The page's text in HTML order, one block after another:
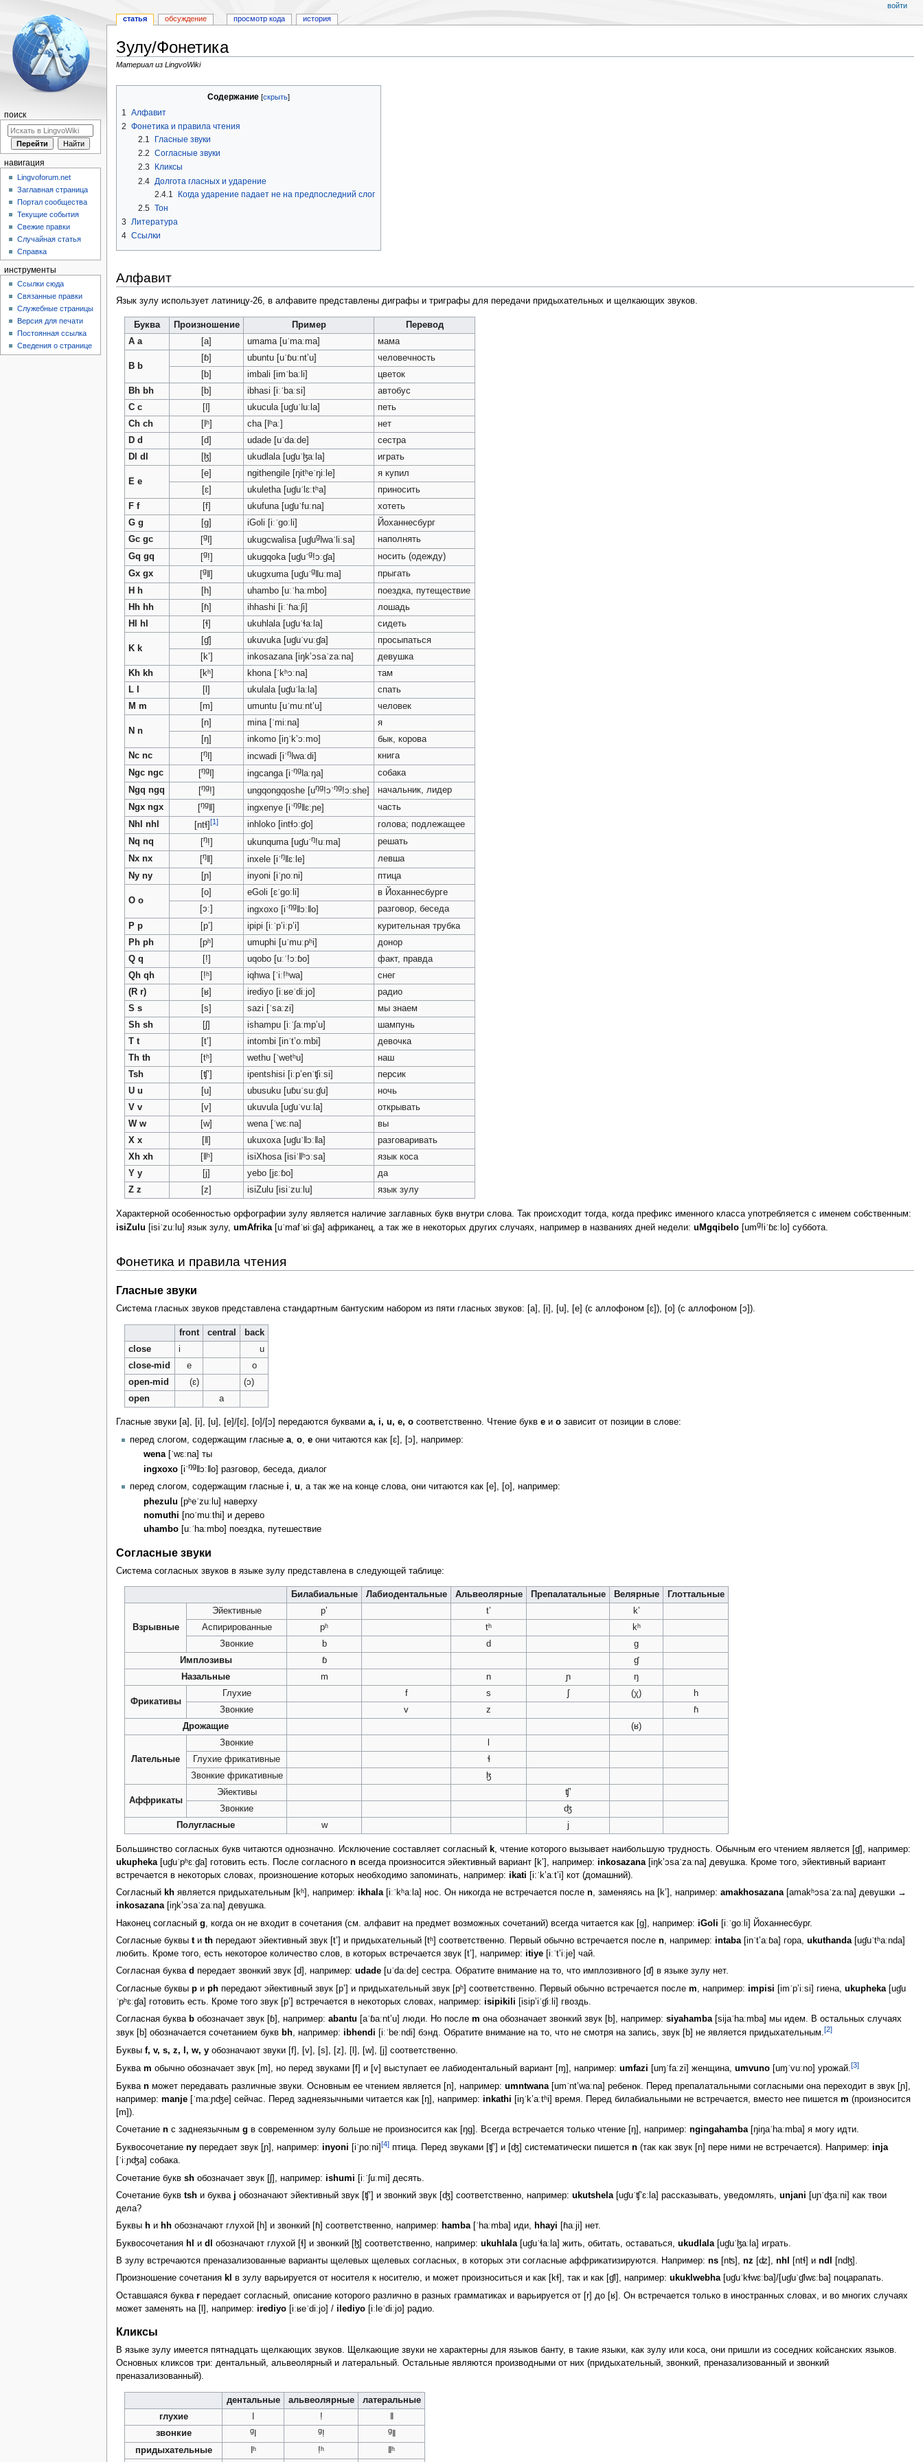
Зулу/Фонетика
Материал из LingvoWiki
Перейти
навигации
Перейти
поиску
Содержание
1 Алфавит
2 Фонетика и правила чтения
2.1
Гласные звуки
2.2 Согласные звуки
2.3
Кликсы
2.4 Долгота гласных и ударение
2.4.1
Когда ударение падает не на предпоследний слог
2.5 Тон
3 Литература
4 Ссылки
Алфавит
Язык зулу использует латиницу-26, в алфавите представлены диграфы и триграфы для передачи придыхательных и щелкающих звуков.
Буква Произношение Пример
Перевод
A a
[a] umama [uˈmaːma] мама
B b
[ɓ] ubuntu [uˈɓuːntʼu]
человечность
[b]
imbali [imˈbaːli]
цветок
Bh bh
[b] ibhasi [iːˈbaːsi]
автобус
C c
ukucula [uɠuˈǀuːla]
петь
Ch ch
[ǀʰ] cha [ǀʰaː]
нет
D d
[d] udade [uˈdaːde]
сестра
Dl dl
[ɮ] ukudlala [uɠuˈɮaːla] играть
E e
[e] ngithengile [ŋitʰeˈŋiːle]
я купил
[ɛ]
ukuletha [uɠuˈlɛːtʰa]
приносить
F f
[f] ukufuna [uɠuˈfuːna]
хотеть
G g
[g] iGoli [iːˈgoːli]
Йоханнесбург
Gc gc
[g ukugcwalisa [uɠug ǀwaˈliːsa]
наполнять
Gq gq
g!] ukugqoka [uɠuˈg!ɔːɠa]
носить (одежду)
Gx gx
[g ukugxuma [uɠuˈg ǁuːma]
прыгать
H h
[h] uhambo [uːˈhaːmbo]
поездка, путеществие
Hh hh
[ɦ] ihhashi [iːˈɦaːʃi]
лошадь
Hl hl
[ɬ] ukuhlala [uɠuˈɬaːla] сидеть
K k
[ɠ] ukuvuka [uɠuˈvuːɠa]
просыпаться
[kʼ]
inkosazana [iŋkʼɔsaˈzaːna]
девушка
Kh kh
[kʰ] khona [ˈkʰɔːna]
там
L l
ukulala [uɠuˈlaːla]
спать
M m
[m] umuntu [uˈmuːntʼu] человек
N n
[n] mina [ˈmiːna]
я
[ŋ]
inkomo [iŋˈkʼɔːmo]
бык, корова
Nc nc
[ŋ incwadi [iˈŋ ǀwaːdi]
книга
Ngc ngc
[ŋg ingcanga [iˈŋg ǀaːŋa]
собака
Ngq ngq
ŋg!] ungqongqoshe [uŋg!ɔˈŋg!ɔːshe]
начальник, лидер
Ngx ngx
[ŋg ingxenye [iˈŋg ǁɛːɲe]
часть
Nhl nhl
[ntɬ][1] inhloko [intɬɔːɠo]
голова; подлежащее
Nq nq
ŋ!] ukunquma [uɠuˈŋ!uːma]
решать
Nx nx
[ŋ inxele [iˈŋ ǁɛːle]
левша
Ny ny
[ɲ] inyoni [iˈɲoːni] птица
O o
[o] eGoli [ɛˈgoːli]
в Йоханнесбурге
[ɔː]
ingxoxo [iˈŋg ǁɔːǁo]
разговор, беседа
P p
[pʼ] ipipi [iːˈpʼiːpʼi]
курительная трубка
Ph ph
[pʰ] umuphi [uˈmuːpʰi]
донор
Q q
[!] uqobo [uːˈ!ɔːɓo]
факт, правда
Qh qh
[!ʰ] iqhwa [ˈiː!ʰwa]
снег
(R r)
[ʁ] irediyo [iːʁeˈdiːjo]
радио
S s
[s] sazi [ˈsaːzi]
мы знаем
Sh sh
[ʃ] ishampu [iːˈʃaːmpʼu]
шампунь
T t
[tʼ] intombi [inˈtʼoːmbi]
девочка
Th th
[tʰ] wethu [ˈwetʰu]
наш
Tsh
[ʧʼ] ipentshisi [iːpʼenˈʧiːsi]
персик
U u
[u] ubusuku [uɓuˈsuːɠu]
ночь
V v
[v] ukuvula [uɠuˈvuːla]
открывать
W w
[w] wena [ˈwɛːna]
вы
X x
ukuxoxa [uɠuˈǁɔːǁa]
разговаривать
Xh xh
[ǁʰ] isiXhosa [isiˈǁʰɔːsa]
язык коса
Y y
[j] yebo [jɛːɓo]
да
Z z
[z] isiZulu [isiˈzuːlu] язык зулу
Характерной особенностью орфографии зулу является наличие заглавных букв внутри слова. Так происходит тогда, когда префикс именного класса употребляется с именем собственным:
isiZulu [isiˈzuːlu] язык зулу, umAfrika[uˈmafˈʁiːɠa] африканец, а так же в некоторых других случаях, например в названиях дней недели: uMgqibelo[umg!iˈɓɛːlo] суббота.
Фонетика и правила чтения
Гласные звуки
Система гласных звуков представлена стандартным бантуским набором из пяти гласных звуков: [a], [i], [u], [e] (с аллофоном [ɛ]), [o] (с аллофоном [ɔ]).
front central
back
close
i
u
close-mid
e
o
open-mid
(ɛ)
(ɔ)
open
a
Гласные звуки [a], [i], [u], [e]/[ɛ], [o]/[ɔ] передаются буквами a, i, u, e, oсоответственно. Чтение букв eи oзависит от позиции в слове:
перед слогом, содержащим гласные a, o, eони читаются как [ɛ], [ɔ], например:
wena[ˈwɛːna] ты
ingxoxo [iˈŋg ǁɔːǁo] разговор, беседа, диалог
перед слогом, содержащим гласные i, u, а так же на конце слова, они читаются как [e], [o], например:
phezulu [pʰeˈzuːlu] наверху
nomuthi [noˈmuːthi] и дерево
uhambo [uːˈhaːmbo] поездка, путешествие
Согласные звуки
Система согласных звуков в языке зулу представлена в следующей таблице:
Билабиальные Лабиодентальные Альвеолярные Препалатальные Велярные Глоттальные
Взрывные
Эйективные pʼ tʼ
kʼ
Аспирированные
pʰ tʰ
kʰ
Звонкие
b d
g
Имплозивы
ɓ
ɠ
Назальные
m n ɲ ŋ
Фрикативы
Глухие f s ʃ (χ)
h
Звонкие
v z
ɦ
Дрожащие
(ʁ)
Лательные
Звонкие
Глухие фрикативные
ɬ
Звонкие фрикативные
ɮ
Аффрикаты
Эйективы
ʧʼ
Звонкие
ʤ
Полугласные
w j
Большинство согласных букв читаются однозначно. Исключение составляет согласный k, чтение которого вызывает наибольшую трудность. Обычным его чтением является [ɠ], например:
ukupheka[uɠuˈpʰɛːɠa] готовить есть. После согласного nвсегда произносится эйективный вариант [kʼ], например: inkosazana[iŋkʼɔsaˈzaːna] девушка. Кроме того, эйективный вариант
встречается в некоторых словах, произношение которых необходимо запоминать, например: ikati [i:ˈkʼaːtʼi] кот (домашний).
Согласный khявляется придыхательным [kʰ], например: ikhala[iːˈkʰaːla] нос. Он никогда не встречается после n, заменяясь на [kʼ], например: amakhosazana[amakʰɔsaˈzaːna] девушки →
inkosazana[iŋkʼɔsaˈzaːna] девушка.
Наконец согласный g , когда он не входит в сочетания (см. алфавит на предмет возможных сочетаний) всегда читается как [g], например: iGoli [iːˈgoːli] Йоханнесбург.
Согласные буквы tи thпередают эйективный звук [tʼ] и придыхательный [tʰ] соответственно. Первый обычно встречается после n, например: intaba[inˈtʼaːɓa] гора, ukuthanda[uɠuˈtʰaːnda]
любить. Кроме того, есть некоторое количество слов, в которых встречается звук [tʼ], например: itiye[iːˈtʼiːje] чай.
Согласная буква d передает звонкий звук [d], например: udade[uˈdaːde] сестра. Обратите внимание на то, что имплозивного [ɗ] в языке зулу нет.
Согласные буквы pи phпередают эйективный звук [pʼ] и придыхательный звук [pʰ] соответственно. Первый обычно встречается после m , например: impisi [imˈpʼiːsi] гиена, ukupheka[uɠu
ˈpʰɛːɠa] готовить есть. Кроме того звук [pʼ] встречается в некоторых словах, например: isipikili [isipʼiˈɠiːli] гвоздь.
Согласная буква bобозначает звук [ɓ], например: abantu [aˈɓaːntʼu] люди. Но после m она обозначает звонкий звук [b], например: siyahamba[sijaˈhaːmba] мы идем. В остальных случаях
звук [b] обозначается сочетанием букв bh, например: ibhendi [iːˈbeːndi] бэнд. Обратите внимание на то, что не смотря на запись, звук [b] не является придыхательным.[2]
Буквы f, v, s, z, l, w, yобозначают звуки [f], [v], [s], [z], [l], [w], [j] соответственно.
Буква m обычно обозначает звук [m], но перед звуками [f] и [v] выступает ее лабиодентальный вариант [ɱ], например: umfazi [uɱˈfaːzi] женщина, umvuno[uɱˈvuːno] урожай.[3]
Буква nможет передавать различные звуки. Основным ее чтением является [n], например: umntwana[umˈntʼwaːna] ребенок. Перед препалатальными согласными она переходит в звук [ɲ],
например: manje[ˈmaːɲʤe] сейчас. Перед заднеязычными читается как [ŋ], например: inkathi [iŋˈkʼaːtʰi] время. Перед билабиальными не встречается, вместо нее пишется m (произносится
[m]).
Сочетание nс заднеязычным g в современном зулу больше не произносится как [ŋg]. Всегда встречается только чтение [ŋ], например: ngingahamba[ŋiŋaˈhaːmba] я могу идти.
Буквосочетание nyпередает звук [ɲ], например: inyoni [iˈɲoːni] [4]птица. Перед звуками [ʧʼ] и [ʤ] систематически пишется n(так как звук [n] пере ними не встречается). Например: inja
[ˈiːɲʤa] собака.
Сочетание букв shобозначает звук [ʃ], например: ishumi [iːˈʃuːmi] десять.
Сочетание букв tshи буква j обозначают эйективный звук [ʧʼ] и звонкий звук [ʤ] соответственно, например: ukutshela[uɠuˈʧʼɛːla] рассказывать, уведомлять, unjani [uɲˈʤaːni] как твои
дела?
Буквы hи hhобозначают глухой [h] и звонкий [ɦ] соответственно, например: hamba[ˈhaːmba] иди, hhayi [ɦaːji] нет.
Буквосочетания hl и dl обозначают глухой [ɬ] и звонкий [ɮ] соответственно, например: ukuhlala[uɠuˈɬaːla] жить, обитать, оставаться, ukudlala[uɠuˈɮaːla] играть.
В зулу встречаются преназализованные варианты щелевых щелевых согласных, в которых эти согласные аффрикатизируются. Например: ns[nʦ], nz [ʣ], nhl [ntɬ] и ndl
[ndɮ].
Произношение сочетания kl в зулу варьируется от носителя к носителю, и может произноситься и как [kɬ], так и как [ɠl], например: ukuklwebha[uɠuˈkɬwɛːba]/[uɠuˈɠlwɛːba] поцарапать.
Оставшаяся буква rпередает согласный, описание которого различно в разных грамматиках и варьируется от [r] до [ʁ]. Он встречается только в иностранных словах, и во многих случаях
может заменять на [l], например: irediyo[iːʁeˈdiːjo] / ilediyo[iːleˈdiːjo] радио.
Кликсы
В языке зулу имеется пятнадцать щелкающих звуков. Щелкающие звуки не характерны для языков банту, в такие языки, как зулу или коса, они пришли из соседних койсанских языков.
Основных кликсов три: дентальный, альвеолярный и латеральный. Остальные являются производными от них (придыхательный, звонкий, преназализованный и звонкий
преназализованный).
дентальные альвеолярные
латеральные
глухие
!
звонкие
g g! gǁ
придыхательные
ǀʰ !ʰ
ǁʰ
статья обсуждение просмотр кода история
войти
поиск
навигация
Lingvoforum.net
Заглавная страница
Портал сообщества
Текущие события
Свежие правки
Случайная статья
Справка
инструменты
Ссылки сюда
Связанные правки
Служебные страницы
Версия для печати
Постоянная ссылка
Сведения о странице